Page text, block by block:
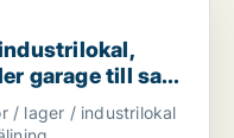
butik, fastighetsmark
garage till salu
Järfälla m.fl.
/ lager / industrilokal